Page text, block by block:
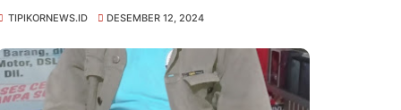
TIPIKORNEWS.ID DESEMBER 12, 2024